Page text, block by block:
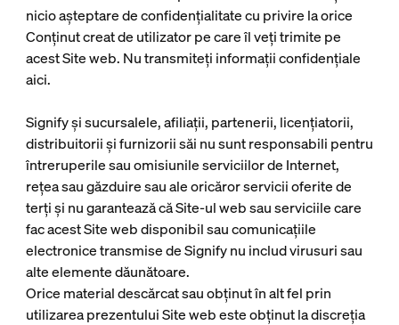
nicio așteptare de confidențialitate cu privire la orice
Conținut creat de utilizator pe care îl veți trimite pe
acest Site web. Nu transmiteți informații confidențiale
aici.
Signify și sucursalele, afiliații, partenerii, licențiatorii,
distribuitorii și furnizorii săi nu sunt responsabili pentru
întreruperile sau omisiunile serviciilor de Internet,
rețea sau găzduire sau ale oricăror servicii oferite de
terți și nu garantează că Site-ul web sau serviciile care
fac acest Site web disponibil sau comunicațiile
electronice transmise de Signify nu includ virusuri sau
alte elemente dăunătoare.
Orice material descărcat sau obținut în alt fel prin
utilizarea prezentului Site web este obținut la discreția